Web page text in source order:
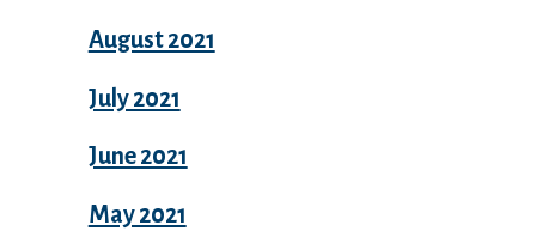
August 2021
July 2021
June 2021
May 2021